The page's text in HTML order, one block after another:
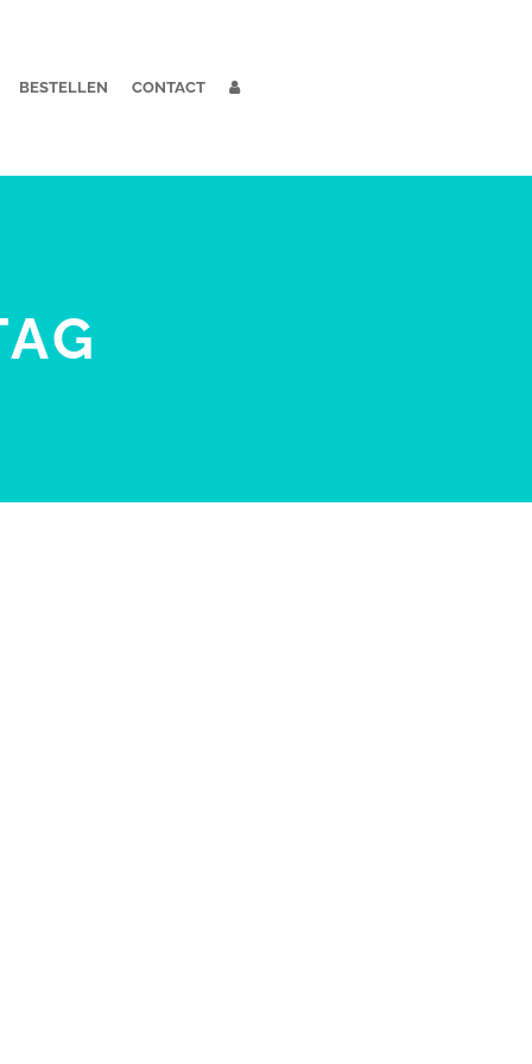
BESTELLEN CONTACT